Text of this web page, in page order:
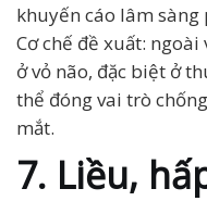
khuyến cáo lâm
Cơ chế đề xuất:
ở vỏ não, đặc biệt ở
thể đóng vai trò
mắt.
7. Liều,